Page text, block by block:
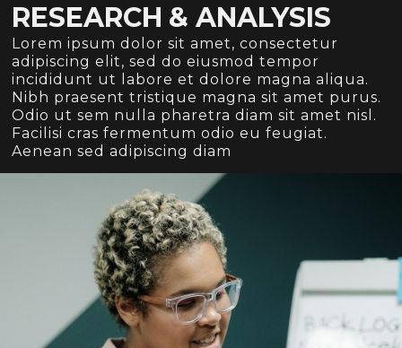
RESEARCH & ANALYSIS
Lorem ipsum dolor sit amet, consectetur
adipiscing elit, sed do eiusmod tempor
incididunt ut labore et dolore magna aliqua.
Nibh praesent tristique magna sit amet purus.
Odio ut sem nulla pharetra diam sit amet nisl.
Facilisi cras fermentum odio eu feugiat.
Aenean sed adipiscing diam